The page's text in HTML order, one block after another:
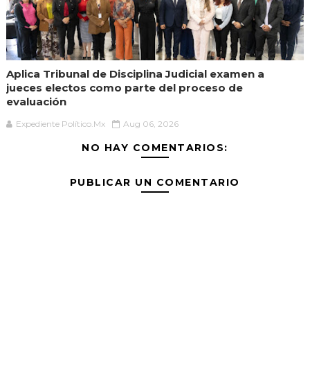
Aplica Tribunal de Disciplina Judicial examen a
jueces electos como parte del proceso de
evaluación
Expediente Político.Mx Aug 06, 2026
NO HAY COMENTARIOS:
PUBLICAR UN COMENTARIO